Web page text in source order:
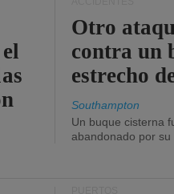
Otro
contra un
estrecho
Southampton
Un buque cisterna
abandonado por su